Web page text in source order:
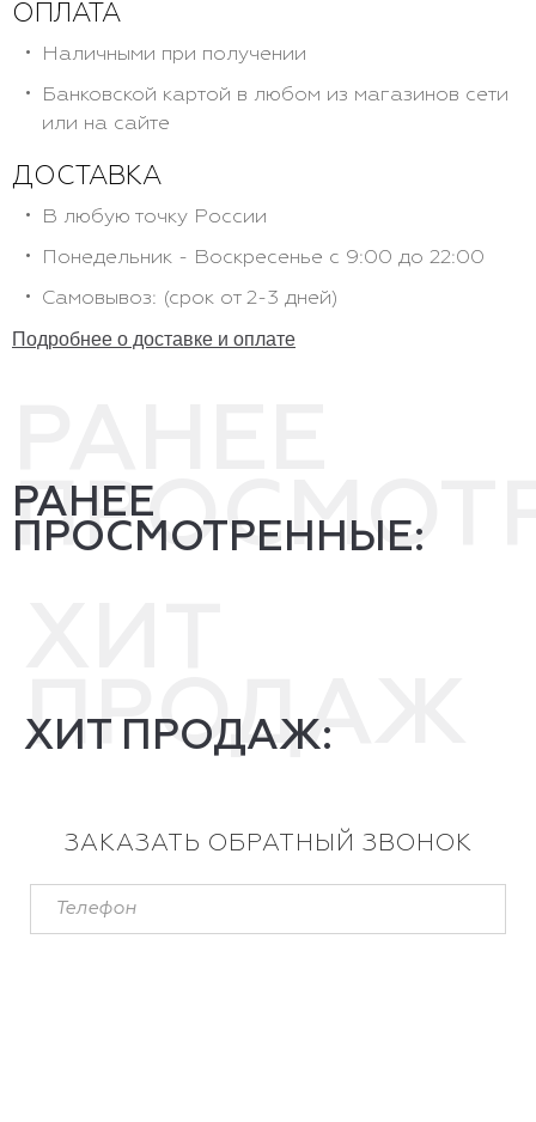
ОПЛАТА
Наличными при получении
Банковской картой в любом из магазинов сети
или на сайте
ДОСТАВКА
В любую точку России
Понедельник - Воскресенье с 9:00 до 22:00
Самовывоз: (срок от 2-3 дней)
Подробнее о доставке и оплате
РАНЕЕ
ПРОСМОТРЕННЫЕ:
ПРОДАЖ
ХИТ ПРОДАЖ:
ЗАКАЗАТЬ ОБРАТНЫЙ ЗВОНОК